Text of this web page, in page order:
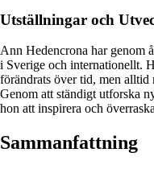
Utställningar och
Ann Hedencrona har genom
i Sverige och internationellt.
förändrats över tid, men alltid
Genom att ständigt utforska
hon att inspirera och
Sammanfattning